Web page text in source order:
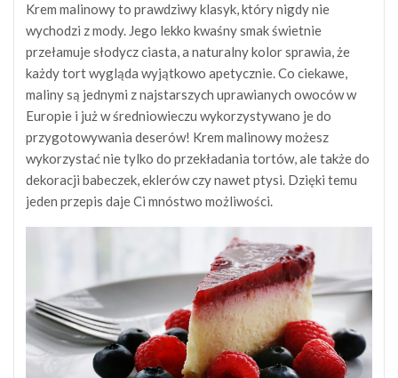
Krem malinowy to prawdziwy klasyk, który nigdy nie
wychodzi z mody. Jego lekko kwaśny smak świetnie
przełamuje słodycz ciasta, a naturalny kolor sprawia, że
każdy tort wygląda wyjątkowo apetycznie. Co ciekawe,
maliny są jednymi z najstarszych uprawianych owoców w
Europie i już w średniowieczu wykorzystywano je do
przygotowywania deserów! Krem malinowy możesz
wykorzystać nie tylko do przekładania tortów, ale także do
dekoracji babeczek, eklerów czy nawet ptysi. Dzięki temu
jeden przepis daje Ci mnóstwo możliwości.